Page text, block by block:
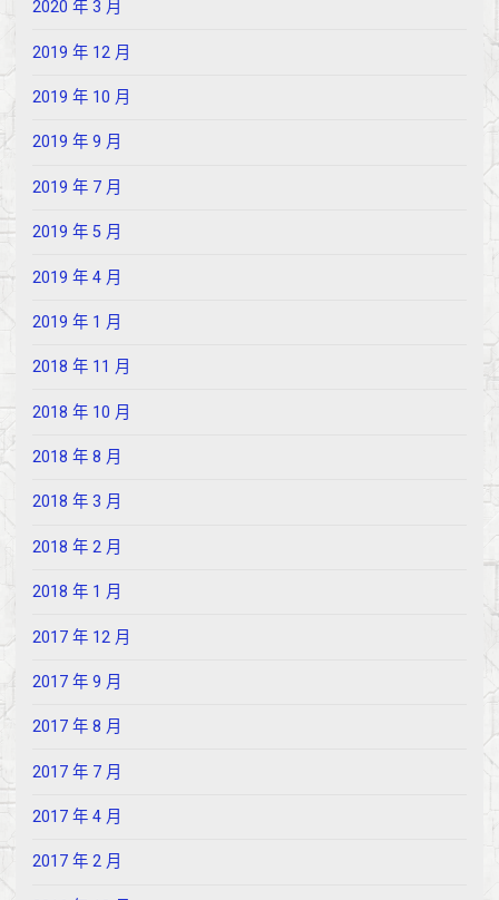
2020 年 3 月
2019 年 12 月
2019 年 10 月
2019 年 9 月
2019 年 7 月
2019 年 5 月
2019 年 4 月
2019 年 1 月
2018 年 11 月
2018 年 10 月
2018 年 8 月
2018 年 3 月
2018 年 2 月
2018 年 1 月
2017 年 12 月
2017 年 9 月
2017 年 8 月
2017 年 7 月
2017 年 4 月
2017 年 2 月